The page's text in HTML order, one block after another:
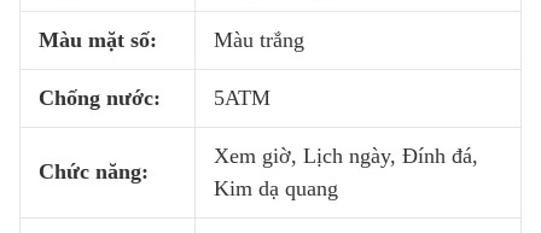
Màu mặt số: Màu trắng
Chống nước: 5ATM
Chức năng:
Xem giờ, Lịch ngày, Đính đá,
Kim dạ quang